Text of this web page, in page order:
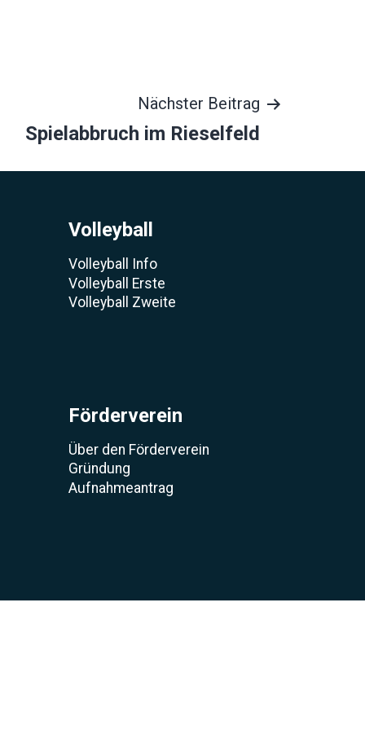
Nächster Beitrag
Spielabbruch im Rieselfeld
Volleyball
Volleyball Info
Volleyball Erste
Volleyball Zweite
Förderverein
Über den Förderverein
Gründung
Aufnahmeantrag